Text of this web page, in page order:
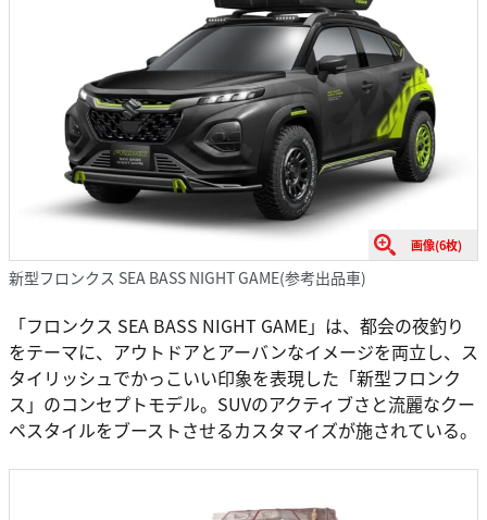
画像(6枚)
新型フロンクス SEA BASS NIGHT GAME(参考出品車)
「フロンクス SEA BASS NIGHT GAME」は、都会の夜釣り
をテーマに、アウトドアとアーバンなイメージを両立し、ス
タイリッシュでかっこいい印象を表現した「新型フロンク
ス」のコンセプトモデル。SUVのアクティブさと流麗なクー
ペスタイルをブーストさせるカスタマイズが施されている。